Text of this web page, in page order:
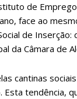
de
face ao
de Inserção:
da Câmara de
cantinas
tendência,